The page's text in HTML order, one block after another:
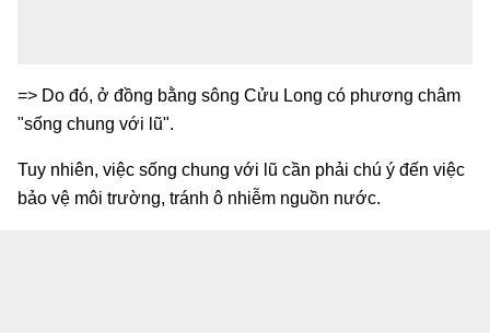
=> Do đó, ở đồng bằng sông Cửu Long có phương châm
"sống chung với lũ".
Tuy nhiên, việc sống chung với lũ cần phải chú ý đến việc
bảo vệ môi trường, tránh ô nhiễm nguồn nước.